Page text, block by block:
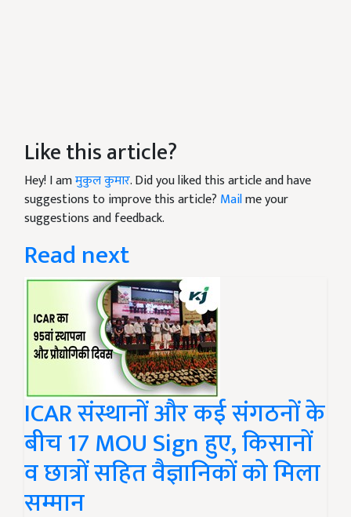
Like this article?
Hey! I amमुकुल कुमार. Did you liked this article and have
suggestions to improve this article? Mailme your
suggestions and feedback.
Read next
ICAR संस्थानों और कई संगठनों के
बीच 17 MOU Sign हुए, किसानों
व छात्रों सहित वैज्ञानिकों को मिला
सम्मान